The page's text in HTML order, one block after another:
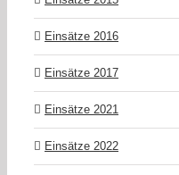
Einsätze 2016
Einsätze 2017
Einsätze 2021
Einsätze 2022